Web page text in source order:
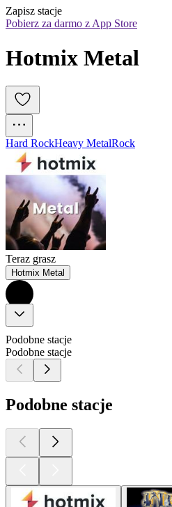
Zapisz stacje
Pobierz za darmo z App Store
Hotmix Metal
Hard RockHeavy MetalRock
Teraz grasz
Hotmix Metal
Podobne stacje
Podobne stacje
Podobne stacje